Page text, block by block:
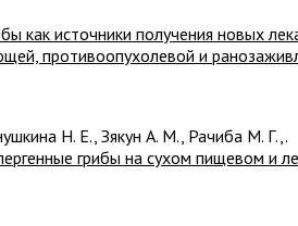
как источники получения новых
противоопухолевой и
Н. Е., Зякун А. М., Рачиба М. Г.,.
грибы на сухом пищевом и